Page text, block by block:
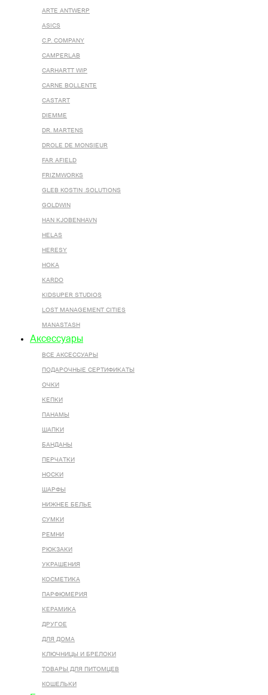
ARTE ANTWERP
ASICS
C.P. COMPANY
CAMPERLAB
CARHARTT WIP
CARNE BOLLENTE
CASTART
DIEMME
DR. MARTENS
DROLE DE MONSIEUR
FAR AFIELD
FRIZMWORKS
GLEB KOSTIN .SOLUTIONS
GOLDWIN
HAN KJOBENHAVN
HELAS
HERESY
HOKA
KARDO
KIDSUPER STUDIOS
LOST MANAGEMENT CITIES
MANASTASH
Аксессуары
ВСЕ AКСЕССУАРЫ
ПОДАРОЧНЫЕ СЕРТИФИКАТЫ
ОЧКИ
КЕПКИ
ПАНАМЫ
ШАПКИ
БАНДАНЫ
ПЕРЧАТКИ
НОСКИ
ШАРФЫ
НИЖНЕЕ БЕЛЬЕ
СУМКИ
РЕМНИ
РЮКЗАКИ
УКРАШЕНИЯ
КОСМЕТИКА
ПАРФЮМЕРИЯ
КЕРАМИКА
ДРУГОЕ
ДЛЯ ДОМА
КЛЮЧНИЦЫ И БРЕЛОКИ
ТОВАРЫ ДЛЯ ПИТОМЦЕВ
КОШЕЛЬКИ